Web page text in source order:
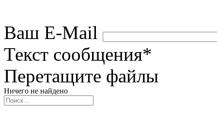
Ваш E-Mail
Текст сообщения*
Перетащите файлы
Ничего не найдено